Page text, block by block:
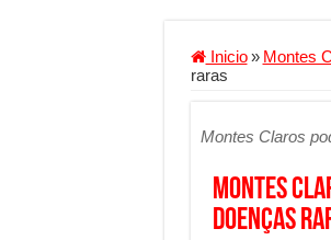
PF
De
Inicio » Montes
raras
Montes Claros
Montes
doenças